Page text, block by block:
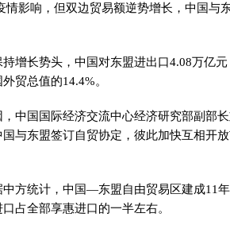
情影响，但双边贸易额逆势增长，中国与
增长势头，中国对东盟进出口4.08万亿
贸总值的14.4%。
中国国际经济交流中心经济研究部副部
与东盟签订自贸协定，彼此加快互相开
方统计，中国—东盟自由贸易区建成11
占全部享惠进口的一半左右。